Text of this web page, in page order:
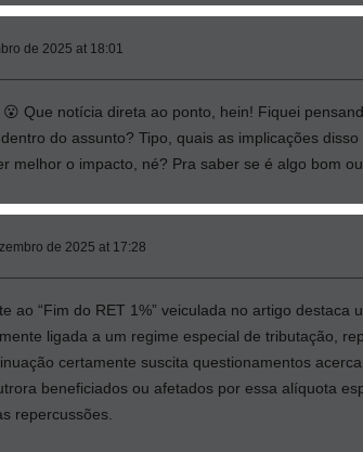
de 2025 at 18:01
😮 Que notícia direta ao ponto, hein! Fiquei
do assunto? Tipo, quais as implicações
melhor o impacto, né? Pra saber se é algo bom
de 2025 at 17:28
ao “Fim do RET 1%” veiculada no artigo
ligada a um regime especial de tributação,
certamente suscita questionamentos
beneficiados ou afetados por essa alíquota
repercussões.